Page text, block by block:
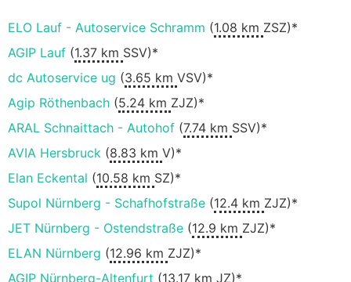
ELO Lauf - Autoservice Schramm (1.08 km ZSZ)*
AGIP Lauf (1.37 km SSV)*
dc Autoservice ug (3.65 km VSV)*
Agip Röthenbach (5.24 km ZJZ)*
ARAL Schnaittach - Autohof (7.74 km SSV)*
AVIA Hersbruck (8.83 km V)*
Elan Eckental (10.58 km SZ)*
Supol Nürnberg - Schafhofstraße (12.4 km ZJZ)*
JET Nürnberg - Ostendstraße (12.9 km ZJZ)*
ELAN Nürnberg (12.96 km ZJZ)*
AGIP Nürnberg-Altenfurt (13.17 km JZ)*